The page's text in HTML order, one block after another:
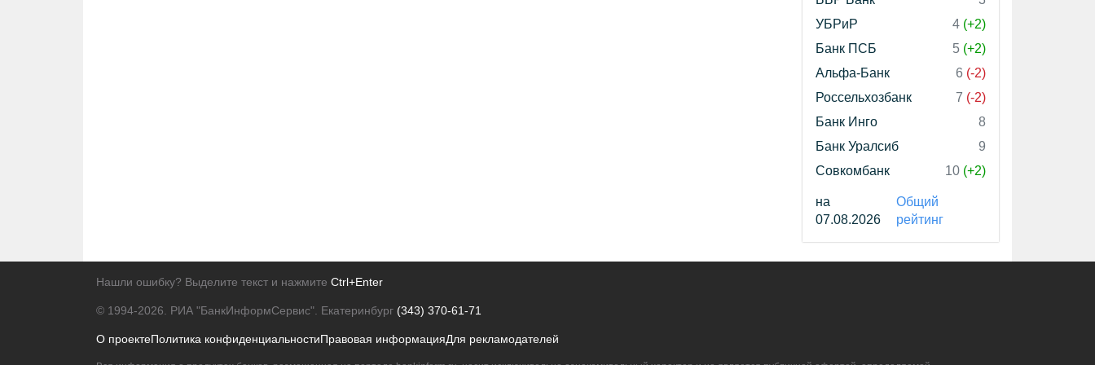
УБРиР
4 (+2)
Банк ПСБ
5 (+2)
Альфа-Банк
6 (-2)
Россельхозбанк
7 (-2)
Банк Инго
8
Банк Уралсиб
9
Совкомбанк
10 (+2)
на
07.08.2026
Общий
рейтинг
Нашли ошибку? Выделите текст и нажмите Ctrl+Enter
© 1994-2026. РИА "БанкИнформСервис". Екатеринбург (343) 370-61-71
О проектеПолитика конфиденциальностиПравовая информацияДля рекламодателей